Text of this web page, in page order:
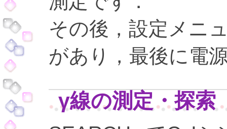
その後，設定メニ
があり，最後に電
γ線の測定・探索